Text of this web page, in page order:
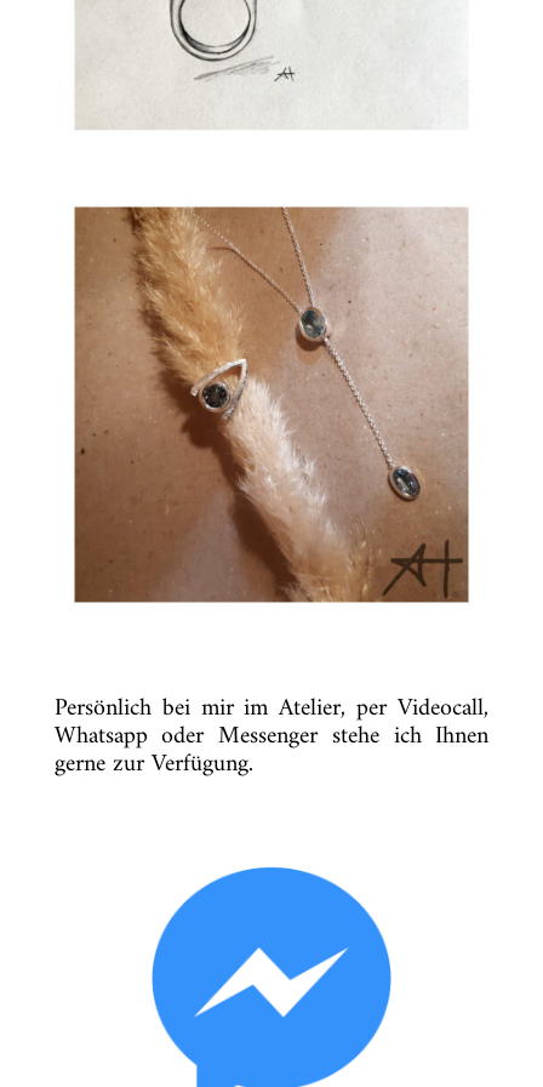
Persönlich bei mir im Atelier, per Videocall,
Whatsapp oder Messenger stehe ich Ihnen
gerne zur Verfügung.